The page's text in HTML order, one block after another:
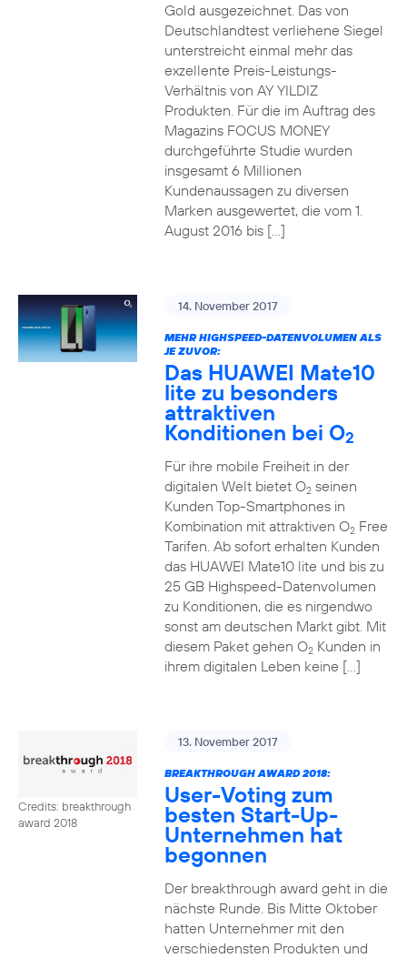
Gold ausgezeichnet. Das von
Deutschlandtest verliehene Siegel
unterstreicht einmal mehr das
exzellente Preis-Leistungs-
Verhältnis von AY YILDIZ
Produkten. Für die im Auftrag des
Magazins FOCUS MONEY
durchgeführte Studie wurden
insgesamt 6 Millionen
Kundenaussagen zu diversen
Marken ausgewertet, die vom 1.
August 2016 bis […]
14. November 2017
MEHR HIGHSPEED-DATENVOLUMEN ALS
JE ZUVOR:
Das HUAWEI Mate10
lite zu besonders
attraktiven
Konditionen bei O2
Für ihre mobile Freiheit in der
digitalen Welt bietet O2seinen
Kunden Top-Smartphones in
Kombination mit attraktiven O2Free
Tarifen. Ab sofort erhalten Kunden
das HUAWEI Mate10 lite und bis zu
25 GB Highspeed-Datenvolumen
zu Konditionen, die es nirgendwo
sonst am deutschen Markt gibt. Mit
diesem Paket gehen O2Kunden in
ihrem digitalen Leben keine […]
Credits: breakthrough
award 2018
13. November 2017
BREAKTHROUGH AWARD 2018:
User-Voting zum
besten Start-Up-
Unternehmen hat
begonnen
Der breakthrough award geht in die
nächste Runde. Bis Mitte Oktober
hatten Unternehmer mit den
verschiedensten Produkten und